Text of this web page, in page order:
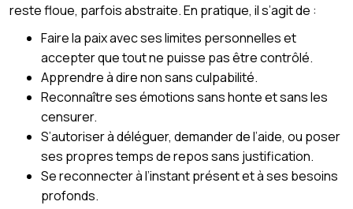
reste floue, parfois abstraite. En pratique, il s’agit de :
Faire la paix avec ses limites personnelles et
accepter que tout ne puisse pas être contrôlé.
Apprendre à dire non sans culpabilité.
Reconnaître ses émotions sans honte et sans les
censurer.
S’autoriser à déléguer, demander de l’aide, ou poser
ses propres temps de repos sans justification.
Se reconnecter à l’instant présent et à ses besoins
profonds.